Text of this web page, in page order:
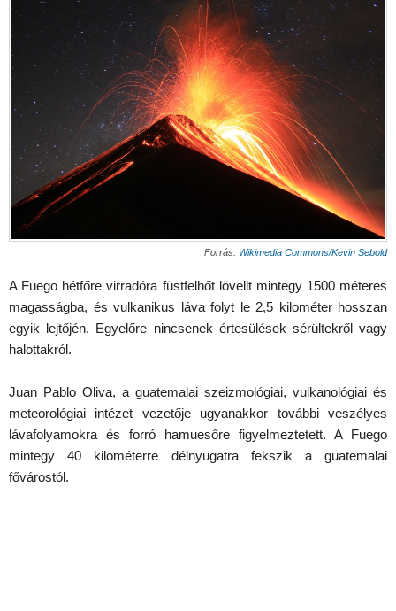
Forrás: Wikimedia Commons/Kevin Sebold
A Fuego hétfőre virradóra füstfelhőt lövellt mintegy 1500 méteres
magasságba, és vulkanikus láva folyt le 2,5 kilométer hosszan
egyik lejtőjén. Egyelőre nincsenek értesülések sérültekről vagy
halottakról.
Juan Pablo Oliva, a guatemalai szeizmológiai, vulkanológiai és
meteorológiai intézet vezetője ugyanakkor további veszélyes
lávafolyamokra és forró hamuesőre figyelmeztetett. A Fuego
mintegy 40 kilométerre délnyugatra fekszik a guatemalai
fővárostól.